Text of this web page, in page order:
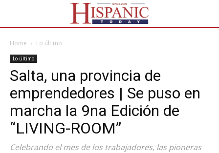
Home Lo último
Lo último
Salta, una provincia de
emprendedores | Se puso en
marcha la 9na Edición de
“LIVING-ROOM”
Celebrando el mes de los trabajadores, las pioneras